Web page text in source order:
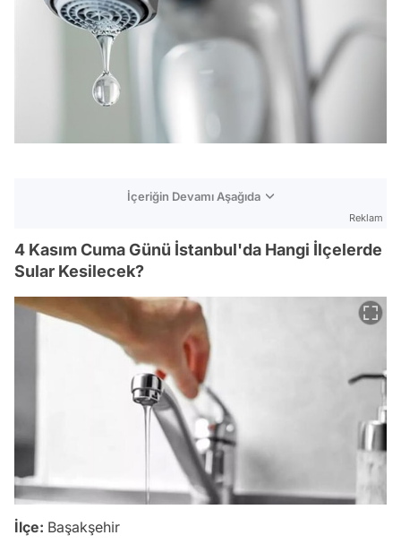
İçeriğin Devamı Aşağıda
Reklam
4 Kasım Cuma Günü İstanbul'da Hangi İlçelerde
Sular Kesilecek?
İlçe: Başakşehi̇r